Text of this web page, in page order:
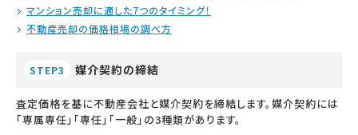
マンション売却に適した7つのタイミング！
不動産売却の価格相場の調べ方
STEP3 媒介契約の締結
査定価格を基に不動産会社と媒介契約を締結します。媒介契約には
「専属専任」「専任」「一般」の3種類があります。